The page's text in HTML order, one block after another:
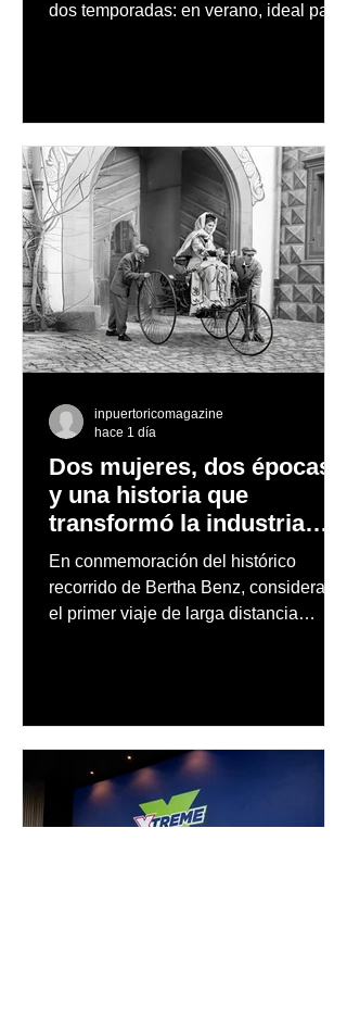
dos temporadas: en verano, ideal para
nevados en las montañas
Dos mujeres, dos épocas
y una historia que
transformó la industria
automotriz
En conmemoración del histórico
recorrido de Bertha Benz, considerado
el primer viaje de larga distancia
inpuertoricomagazine
hace 1 día